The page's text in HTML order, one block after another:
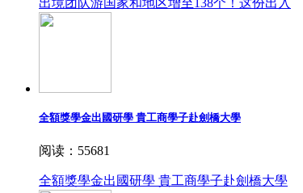
出境团队游国家和地区增至138个！这份出入
全額獎學金出國研學 貴工商學子赴劍橋大學
阅读：55681
全額獎學金出國研學 貴工商學子赴劍橋大學